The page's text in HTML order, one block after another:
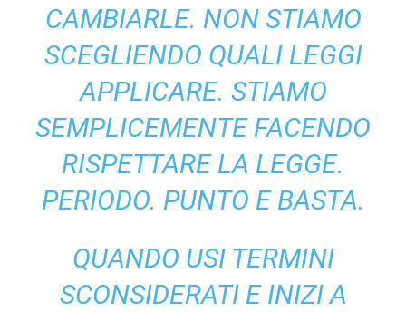
CAMBIARLE. NON STIAMO
SCEGLIENDO QUALI LEGGI
APPLICARE. STIAMO
SEMPLICEMENTE FACENDO
RISPETTARE LA LEGGE.
PERIODO. PUNTO E BASTA.
QUANDO USI TERMINI
SCONSIDERATI E INIZI A